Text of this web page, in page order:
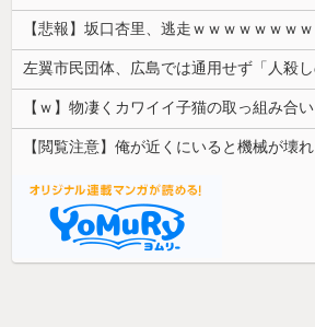
【悲報】坂口杏里、逃走ｗｗｗｗｗｗｗ
【ｗ】物凄くカワイイ子猫の取っ組み合い
【閲覧注意】俺が近くにいると機械が壊